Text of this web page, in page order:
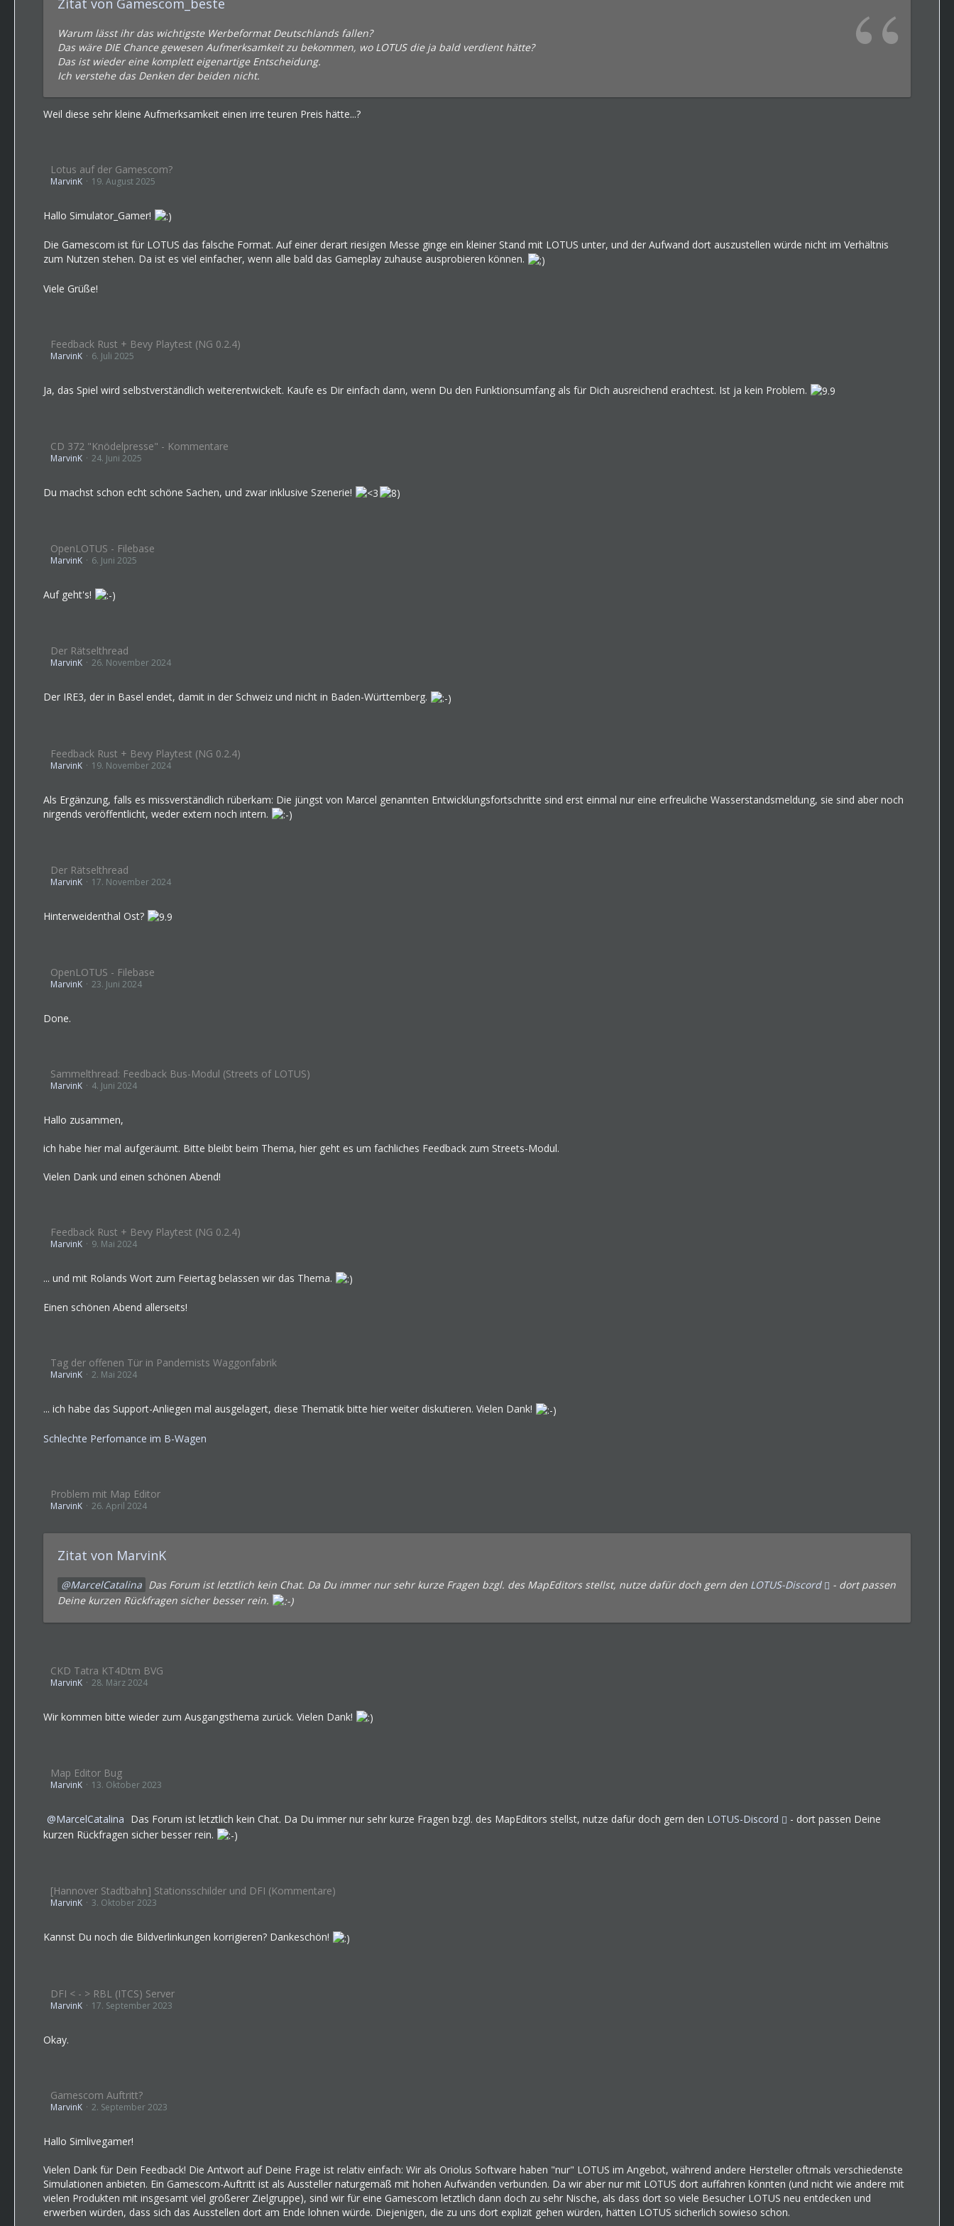
Zitat von Gamescom_beste
Warum lässt ihr das wichtigste Werbeformat Deutschlands fallen?
Das wäre DIE Chance gewesen Aufmerksamkeit zu bekommen, wo LOTUS die ja bald verdient hätte?
Das ist wieder eine komplett eigenartige Entscheidung.
Ich verstehe das Denken der beiden nicht.
Weil diese sehr kleine Aufmerksamkeit einen irre teuren Preis hätte...?
Lotus auf der Gamescom?
MarvinK 19. August 2025
Hallo Simulator_Gamer!
Die Gamescom ist für LOTUS das falsche Format. Auf einer derart riesigen Messe ginge ein kleiner Stand mit LOTUS unter, und der Aufwand dort auszustellen würde nicht im Verhältnis
zum Nutzen stehen. Da ist es viel einfacher, wenn alle bald das Gameplay zuhause ausprobieren können.
Viele Grüße!
Feedback Rust + Bevy Playtest (NG 0.2.4)
MarvinK 6. Juli 2025
Ja, das Spiel wird selbstverständlich weiterentwickelt. Kaufe es Dir einfach dann, wenn Du den Funktionsumfang als für Dich ausreichend erachtest. Ist ja kein Problem.
CD 372 "Knödelpresse" - Kommentare
MarvinK 24. Juni 2025
Du machst schon echt schöne Sachen, und zwar inklusive Szenerie!
OpenLOTUS - Filebase
MarvinK 6. Juni 2025
Auf geht's!
Der Rätselthread
MarvinK 26. November 2024
Der IRE3, der in Basel endet, damit in der Schweiz und nicht in Baden-Württemberg.
Feedback Rust + Bevy Playtest (NG 0.2.4)
MarvinK 19. November 2024
Als Ergänzung, falls es missverständlich rüberkam: Die jüngst von Marcel genannten Entwicklungsfortschritte sind erst einmal nur eine erfreuliche Wasserstandsmeldung, sie sind aber noch
nirgends veröffentlicht, weder extern noch intern.
Der Rätselthread
MarvinK 17. November 2024
Hinterweidenthal Ost?
OpenLOTUS - Filebase
MarvinK 23. Juni 2024
Done.
Sammelthread: Feedback Bus-Modul (Streets of LOTUS)
MarvinK 4. Juni 2024
Hallo zusammen,
ich habe hier mal aufgeräumt. Bitte bleibt beim Thema, hier geht es um fachliches Feedback zum Streets-Modul.
Vielen Dank und einen schönen Abend!
Feedback Rust + Bevy Playtest (NG 0.2.4)
MarvinK 9. Mai 2024
... und mit Rolands Wort zum Feiertag belassen wir das Thema.
Einen schönen Abend allerseits!
Tag der offenen Tür in Pandemists Waggonfabrik
MarvinK 2. Mai 2024
... ich habe das Support-Anliegen mal ausgelagert, diese Thematik bitte hier weiter diskutieren. Vielen Dank!
Schlechte Perfomance im B-Wagen
Problem mit Map Editor
MarvinK 26. April 2024
Zitat von MarvinK
MarcelCatalina Das Forum ist letztlich kein Chat. Da Du immer nur sehr kurze Fragen bzgl. des MapEditors stellst, nutze dafür doch gern den LOTUS-Discord
- dort passen
Deine kurzen Rückfragen sicher besser rein.
CKD Tatra KT4Dtm BVG
MarvinK 28. März 2024
Wir kommen bitte wieder zum Ausgangsthema zurück. Vielen Dank!
Map Editor Bug
MarvinK 13. Oktober 2023
MarcelCatalina Das Forum ist letztlich kein Chat. Da Du immer nur sehr kurze Fragen bzgl. des MapEditors stellst, nutze dafür doch gern den LOTUS-Discord
- dort passen Deine
kurzen Rückfragen sicher besser rein.
[Hannover Stadtbahn] Stationsschilder und DFI (Kommentare)
MarvinK 3. Oktober 2023
Kannst Du noch die Bildverlinkungen korrigieren? Dankeschön!
DFI < - > RBL (ITCS) Server
MarvinK 17. September 2023
Okay.
Gamescom Auftritt?
MarvinK 2. September 2023
Hallo Simlivegamer!
Vielen Dank für Dein Feedback! Die Antwort auf Deine Frage ist relativ einfach: Wir als Oriolus Software haben "nur" LOTUS im Angebot, während andere Hersteller oftmals verschiedenste
Simulationen anbieten. Ein Gamescom-Auftritt ist als Aussteller naturgemäß mit hohen Aufwänden verbunden. Da wir aber nur mit LOTUS dort auffahren könnten (und nicht wie andere mit
vielen Produkten mit insgesamt viel größerer Zielgruppe), sind wir für eine Gamescom letztlich dann doch zu sehr Nische, als dass dort so viele Besucher LOTUS neu entdecken und
erwerben würden, dass sich das Ausstellen dort am Ende lohnen würde. Diejenigen, die zu uns dort explizit gehen würden, hätten LOTUS sicherlich sowieso schon.